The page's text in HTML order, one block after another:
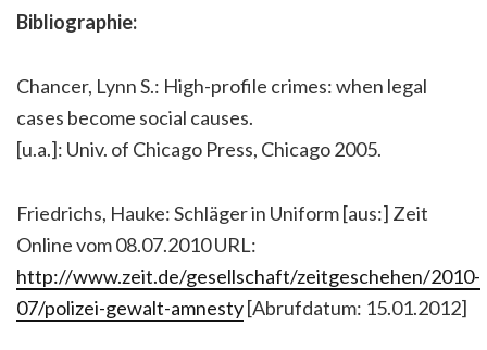
Bibliographie:
Chancer, Lynn S.: High-profile crimes: when legal
cases become social causes.
[u.a.]: Univ. of Chicago Press, Chicago 2005.
Friedrichs, Hauke: Schläger in Uniform [aus:] Zeit
Online vom 08.07.2010 URL:
http://www.zeit.de/gesellschaft/zeitgeschehen/2010-
07/polizei-gewalt-amnesty[Abrufdatum: 15.01.2012]